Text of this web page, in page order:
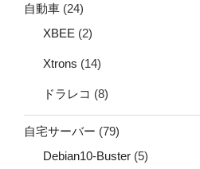
自動車 (24)
XBEE (2)
Xtrons (14)
ドラレコ (8)
自宅サーバー (79)
Debian10-Buster (5)